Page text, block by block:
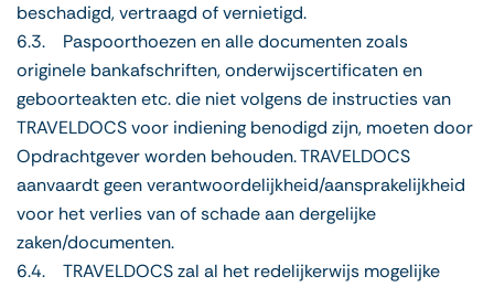
beschadigd, vertraagd of vernietigd.
6.3. Paspoorthoezen en alle documenten zoals
originele bankafschriften, onderwijscertificaten en
geboorteakten etc. die niet volgens de instructies van
TRAVELDOCS voor indiening benodigd zijn, moeten door
Opdrachtgever worden behouden. TRAVELDOCS
aanvaardt geen verantwoordelijkheid/aansprakelijkheid
voor het verlies van of schade aan dergelijke
zaken/documenten.
6.4. TRAVELDOCS zal al het redelijkerwijs mogelijke